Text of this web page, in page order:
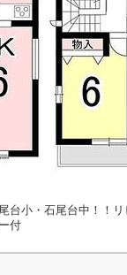
台小・石尾台中！！
付